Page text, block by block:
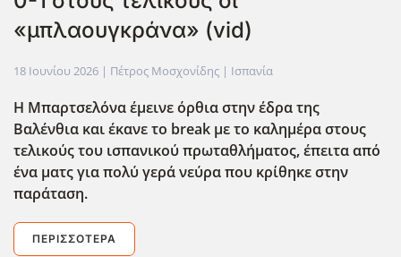
«μπλαουγκράνα» (vid)
18 Ιουνίου 2026 | Πέτρος Μοσχονίδης | Ισπανία
Η Μπαρτσελόνα έμεινε όρθια στην έδρα της
Βαλένθια και έκανε το break με το καλημέρα στους
τελικούς του ισπανικού πρωταθλήματος, έπειτα από
ένα ματς για πολύ γερά νεύρα που κρίθηκε στην
παράταση.
ΠΕΡΙΣΣΌΤΕΡΑ